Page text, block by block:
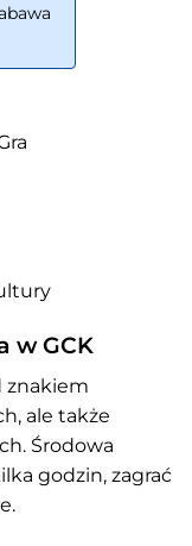
w GCK
znakiem
ale także
Środowa
godzin, zagrać